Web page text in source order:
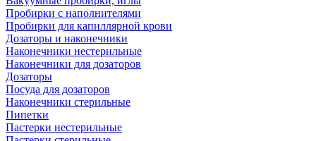
Пробирки с наполнителями
Пробирки для капиллярной крови
Дозаторы и наконечники
Наконечники нестерильные
Наконечники для дозаторов
Дозаторы
Посуда для дозаторов
Наконечники стерильные
Пипетки
Пастерки нестерильные